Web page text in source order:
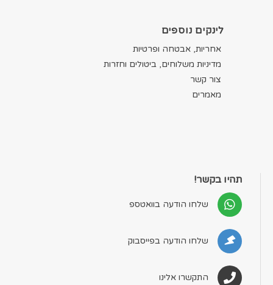
לינקים נוספים
אחריות, אבטחה ופרטיות
מדיניות משלוחים, ביטולים וחזרות
צור קשר
מאמרים
תהיו בקשר!
שלחו הודעה בוואטספ
שלחו הודעה בפייסבוק
התקשרו אלינו